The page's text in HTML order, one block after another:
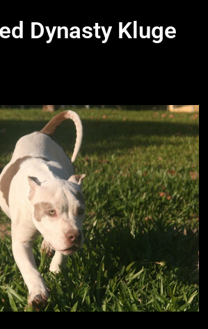
Dynasty Kluge